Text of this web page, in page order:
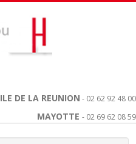
ILE DE LA REUNION - 02 62 92 48 00
MAYOTTE - 02 69 62 08 59